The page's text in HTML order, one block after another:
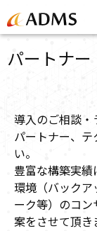
パートナー
導入のご相談・
パートナー、
い。
豊富な構築実
環境（バックア
ーク等）のコ
案をさせて頂き